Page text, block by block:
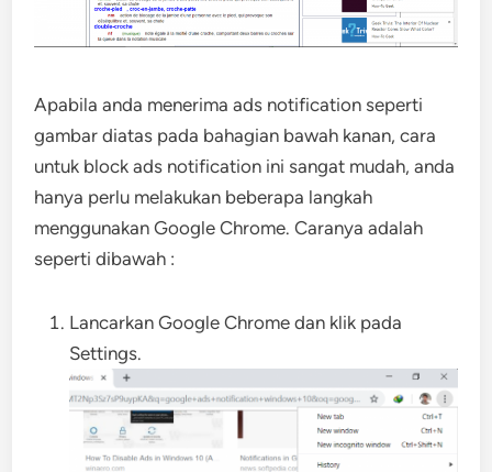
Apabila anda menerima ads notification seperti
gambar diatas pada bahagian bawah kanan, cara
untuk block ads notification ini sangat mudah, anda
hanya perlu melakukan beberapa langkah
menggunakan Google Chrome. Caranya adalah
seperti dibawah :
Lancarkan Google Chrome dan klik pada
Settings.